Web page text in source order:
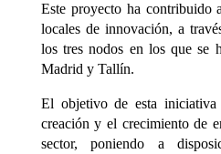
Este proyecto ha contribuido
locales de innovación, a
los tres nodos en los que se
Madrid y Tallín.
El objetivo de esta iniciativa
creación y el crecimiento de
sector, poniendo a